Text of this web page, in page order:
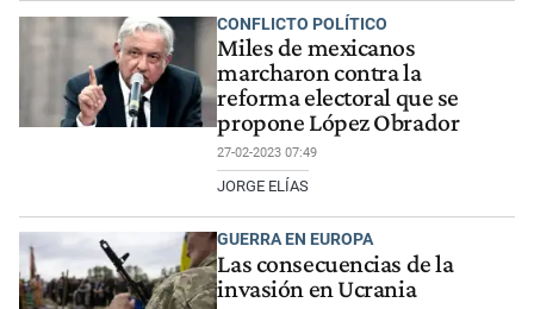
CONFLICTO POLÍTICO
Miles de mexicanos
marcharon contra la
reforma electoral que se
propone López Obrador
27-02-2023 07:49
JORGE ELÍAS
GUERRA EN EUROPA
Las consecuencias de la
invasión en Ucrania